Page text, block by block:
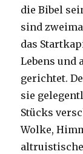
die Bibel
sind
das
Lebens und
gerichtet.
sie
Stücks
Wolke,